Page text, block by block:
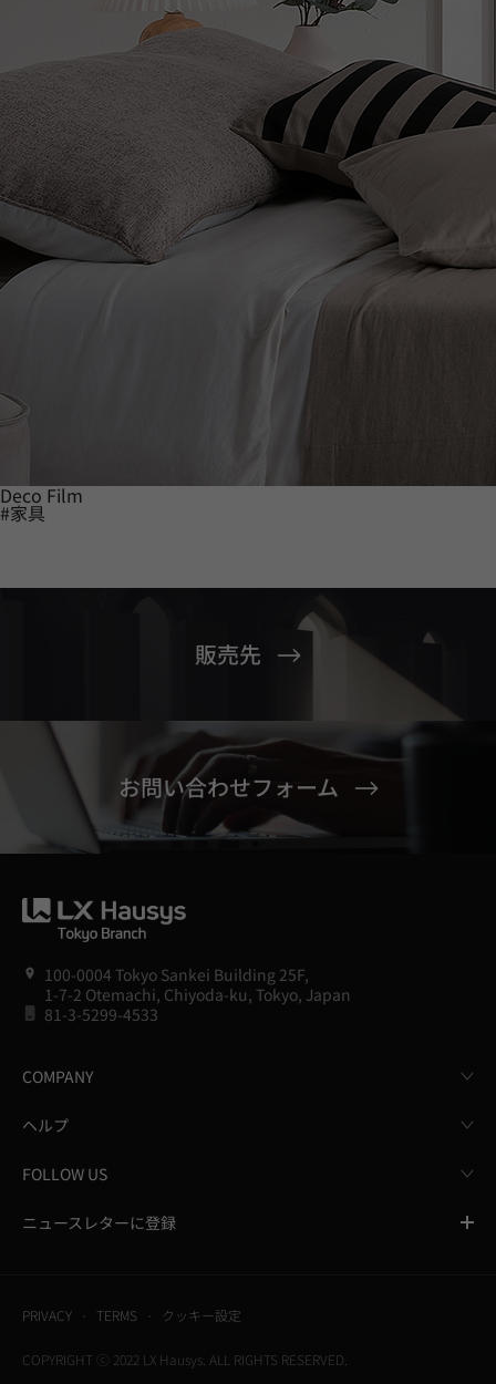
Deco Film
#家具
販売先
お問い合わせフォーム
100-0004 Tokyo Sankei Building 25F,
1-7-2 Otemachi, Chiyoda-ku, Tokyo, Japan
81-3-5299-4533
COMPANY
ヘルプ
FOLLOW US
ニュースレターに登録
PRIVACY TERMS クッキー設定
COPYRIGHT ⓒ 2022 LX Hausys. ALL RIGHTS RESERVED.